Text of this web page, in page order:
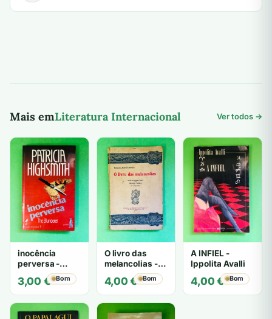
Mais emLiteratura Internacional Ver todos →
inocência
perversa -
PATRICIA
HIGHSMITH
3,00 € Bom
O livro das
melancolias -
Mantegazza
4,00€ Bom
A INFIEL -
Ippolita Avalli
4,00€ Bom